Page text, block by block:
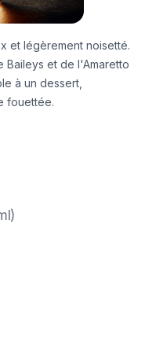
et légèrement noisetté.
Baileys et de l'Amaretto
à un dessert,
fouettée.